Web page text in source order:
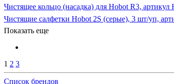
Чистящее кольцо (насадка) для Hobot R3,
Чистящие салфетки Hobot 2S (серые), 3 шт/уп,
Показать еще
1 2 3
Список брендов